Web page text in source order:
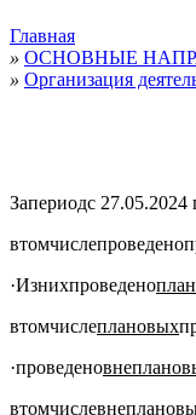
Главная
» ОСНОВНЫЕ
» Организация
Запериодс 27.05.2024
втомчислепроведено
·Изнихпроведено
втомчислеплановых
·проведено
втомчисле